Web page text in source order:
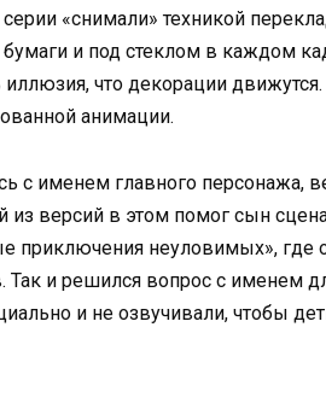
«снимали» техникой
и под стеклом в каждом
иллюзия, что декорации
анимации.
с именем главного персонажа,
из версий в этом помог сын
приключения неуловимых», где
Так и решился вопрос с именем
и не озвучивали, чтобы